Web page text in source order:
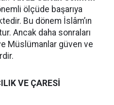
ölçüde başarıya
Bu dönem İslâm’ın
Ancak daha sonraları
Müslümanlar güven ve
VE ÇARESİ